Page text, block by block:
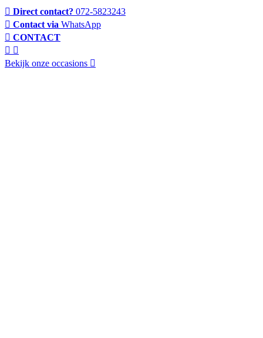
Direct contact? 072-5823243
Contact via WhatsApp
CONTACT
Bekijk onze occasions